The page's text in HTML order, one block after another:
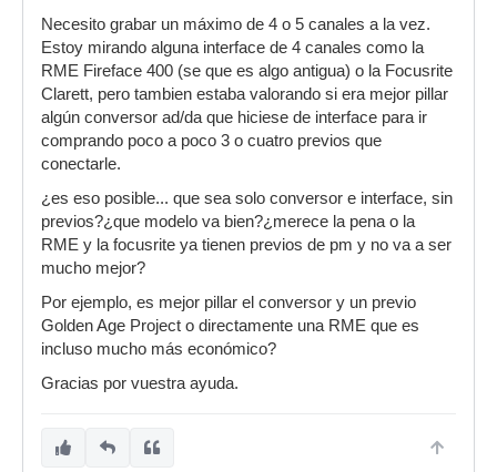
Necesito grabar un máximo de 4 o 5 canales a la vez.
Estoy mirando alguna interface de 4 canales como la
RME Fireface 400 (se que es algo antigua) o la Focusrite
Clarett, pero tambien estaba valorando si era mejor pillar
algún conversor ad/da que hiciese de interface para ir
comprando poco a poco 3 o cuatro previos que
conectarle.
¿es eso posible... que sea solo conversor e interface, sin
previos?¿que modelo va bien?¿merece la pena o la
RME y la focusrite ya tienen previos de pm y no va a ser
mucho mejor?
Por ejemplo, es mejor pillar el conversor y un previo
Golden Age Project o directamente una RME que es
incluso mucho más económico?
Gracias por vuestra ayuda.